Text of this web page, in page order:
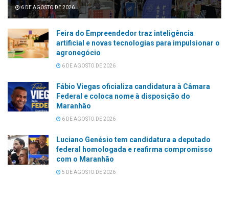
6 DE AGOSTO DE 2026
Feira do Empreendedor traz inteligência
artificial e novas tecnologias para impulsionar o
agronegócio
6 DE AGOSTO DE 2026
Fábio Viegas oficializa candidatura à Câmara
Federal e coloca nome à disposição do
Maranhão
6 DE AGOSTO DE 2026
Luciano Genésio tem candidatura a deputado
federal homologada e reafirma compromisso
com o Maranhão
5 DE AGOSTO DE 2026